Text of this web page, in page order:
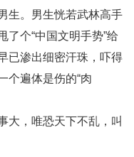
生。男生恍若武林高手
了个“中国文明手势”给
已渗出细密汗珠，吓得
个遍体是伤的“肉
，唯恐天下不乱，叫